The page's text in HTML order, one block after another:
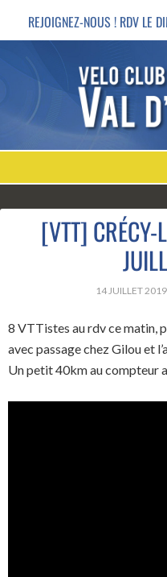
REJOIGNEZ-NOUS ! RDV LE
[VTT]
14 JUILLET 2019
8 VTTistes au rdv ce matin,
avec passage chez Gilou et
Un petit 40km au compteur